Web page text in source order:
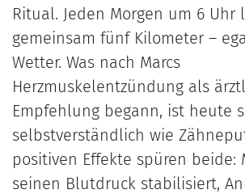
Ritual. Jeden Morgen um 6 Uhr
gemeinsam fünf Kilometer –
Wetter. Was nach Marcs
Herzmuskelentzündung als
Empfehlung begann, ist heute
selbstverständlich wie
positiven Effekte spüren beide:
seinen Blutdruck stabilisiert,